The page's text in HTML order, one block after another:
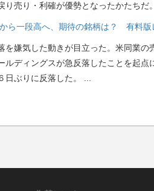
売り・利確が優勢となったかたちだ。
ら一段高へ、期待の銘柄は？ 有料版
を嫌気した動きが目立った。米同業の
ルディングスが急反落したことを起
日ぶりに反落した。
...